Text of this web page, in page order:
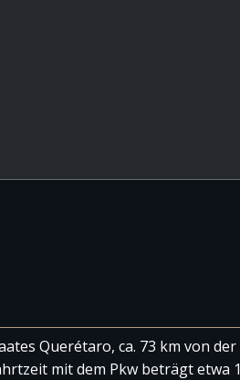
Querétaro, ca. 73 km von der
mit dem Pkw beträgt etwa 1